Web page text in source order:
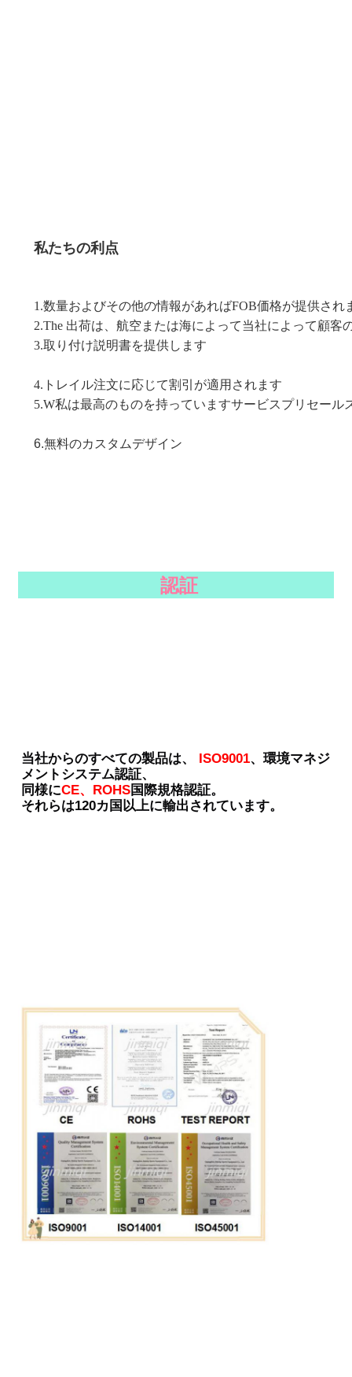
私たちの利点
1.数量およびその他の情報があればFOB価格が提供され
2.The 出荷は、航空または海によって当社によって顧客
3.取り付け説明書を提供します
4.トレイル注文に応じて割引が適用されます
5.W私は最高のものを持っていますサービスプリセール
6.無料のカスタムデザイン
認証
当社からのすべての製品は、 ISO9001、環境マネジ
メントシステム認証、
同様にCE、ROHS国際規格認証。
それらは120カ国以上に輸出されています。